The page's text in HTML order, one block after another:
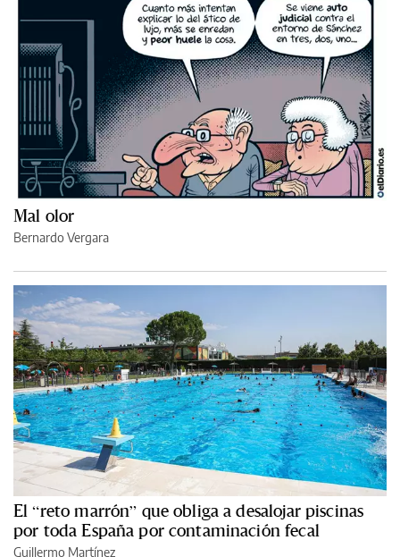
Mal olor
Bernardo Vergara
El “reto marrón” que obliga a desalojar piscinas
por toda España por contaminación fecal
Guillermo Martínez